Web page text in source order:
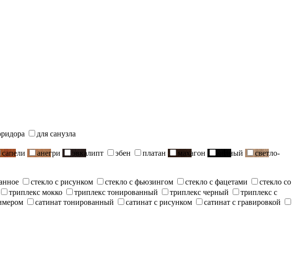
для санузла
сапели анегри эвкалипт эбен платан махагон черный
светло-
стекло с рисунком стекло с фьюзингом стекло с фацетами
стекло со
триплекс мокко триплекс тонированный триплекс черный
триплекс с
сатинат тонированный сатинат с рисунком
сатинат с гравировкой